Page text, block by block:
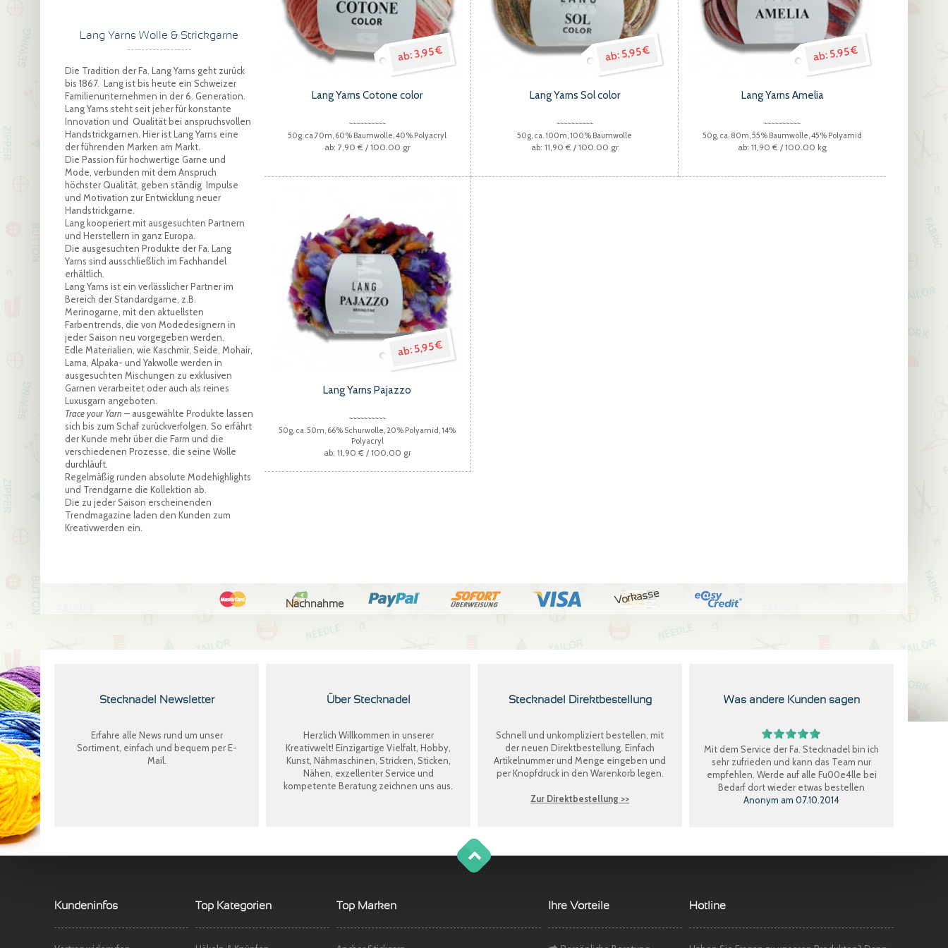
Lang Yarns Wolle & Strickgarne
Die Tradition der Fa. Lang Yarns geht zurück
bis 1867. Lang ist bis heute ein Schweizer
Familienunternehmen in der 6. Generation.
Lang Yarns steht seit jeher für konstante
Innovation und Qualität bei anspruchsvollen
Handstrickgarnen. Hier ist Lang Yarns eine
der führenden Marken am Markt.
Die Passion für hochwertige Garne und
Mode, verbunden mit dem Anspruch
höchster Qualität, geben ständig Impulse
und Motivation zur Entwicklung neuer
Handstrickgarne.
Lang kooperiert mit ausgesuchten Partnern
und Herstellern in ganz Europa.
Die ausgesuchten Produkte der Fa. Lang
Yarns sind ausschließlich im Fachhandel
erhältlich.
Lang Yarns ist ein verlässlicher Partner im
Bereich der Standardgarne, z.B.
Merinogarne, mit den aktuellsten
Farbentrends, die von Modedesignern in
jeder Saison neu vorgegeben werden.
Edle Materialien, wie Kaschmir, Seide, Mohair,
Lama, Alpaka- und Yakwolle werden in
ausgesuchten Mischungen zu exklusiven
Garnen verarbeitet oder auch als reines
Luxusgarn angeboten.
Trace your Yarn – ausgewählte Produkte lassen
sich bis zum Schaf zurückverfolgen. So erfährt
der Kunde mehr über die Farm und die
verschiedenen Prozesse, die seine Wolle
durchläuft.
Regelmäßig runden absolute Modehighlights
und Trendgarne die Kollektion ab.
Die zu jeder Saison erscheinenden
Trendmagazine laden den Kunden zum
Kreativwerden ein.
3,95 €
Lang Yarns Cotone color
50g, ca.70m, 60% Baumwolle, 40% Polyacryl
7,90 € / 100.00 gr
5,95 €
Lang Yarns Sol color
50g, ca. 100m, 100% Baumwolle
11,90 € / 100.00 gr
5,95 €
Lang Yarns Amelia
50g, ca. 80m, 55% Baumwolle, 45% Polyamid
11,90 € / 100.00 kg
5,95 €
Lang Yarns Pajazzo
50g, ca. 50m, 66% Schurwolle, 20% Polyamid, 14%
Polyacryl
11,90 € / 100.00 gr
Nachnahme Vorkasse
Stecknadel Newsletter
Erfahre alle News rund um unser
Sortiment, einfach und bequem per E-
Mail.
Über Stecknadel
Herzlich Willkommen in unserer
Kreativwelt! Einzigartige Vielfalt, Hobby,
Kunst, Nähmaschinen, Stricken, Sticken,
Nähen, exzellenter Service und
kompetente Beratung zeichnen uns aus.
Stecknadel Direktbestellung
Schnell und unkompliziert bestellen, mit
der neuen Direktbestellung. Einfach
Artikelnummer und Menge eingeben und
per Knopfdruck in den Warenkorb legen.
Zur Direktbestellung >>
Was andere Kunden sagen
Mit dem Service der Fa. Stecknadel bin ich
sehr zufrieden und kann das Team nur
empfehlen. Werde auf alle Fu00e4lle bei
Bedarf dort wieder etwas bestellen
Anonym am 07.10.2014
Sehr freundlicher Service, schnelle
Marina S.am22.04.2014
Kundeninfos Top Kategorien Top Marken Ihre Vorteile Hotline